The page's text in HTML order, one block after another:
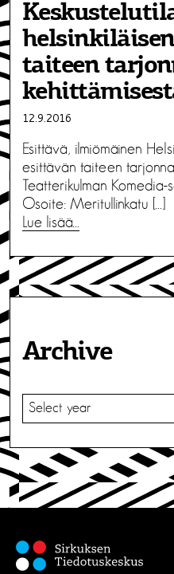
taiteen
12.9.2016
Esittävä, ilmiömäinen
esittävän taiteen
Teatterikulman
Osoite: Meritullinkatu […]
Lue lisää…
Archive
V
I
S
E